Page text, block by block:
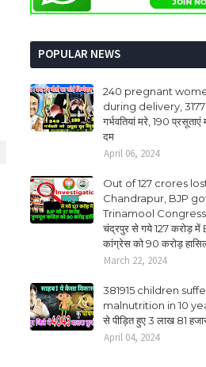
POPULAR NEWS
240 pregnant
during delivery,
गर्भवतियां मरे, 190
दम
April 06, 2024
Out of 127 crores
Chandrapur, BJP
Trinamool
चंद्रपुर से गये 127 करोड़
कांग्रेस को 90 करोड़
March 22, 2024
381915 children
malnutrition in 10
से पीड़ित हुए 3 लाख 81
April 04, 2024